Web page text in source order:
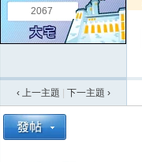
2067
‹ 上一主題
下一主題 ›